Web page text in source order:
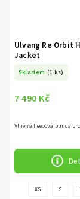
Ulvang Re Orbit
Jacket
Skladem (1 ks)
7 490 Kč
Vlněná fleecová bunda
XS S